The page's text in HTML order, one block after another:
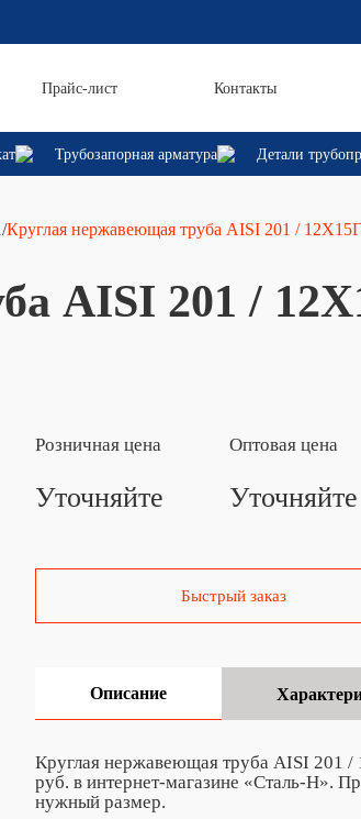
Прайс-лист Контакты
Трубозапорная арматура Детали
/Круглая нержавеющая труба AISI 201 /
AISI 201 /
Розничная цена
Уточняйте
Оптовая цена
Уточняйте
Быстрый заказ
Описание
Круглая нержавеющая труба AISI 201
руб. в интернет-магазине «Сталь-Н».
нужный размер.